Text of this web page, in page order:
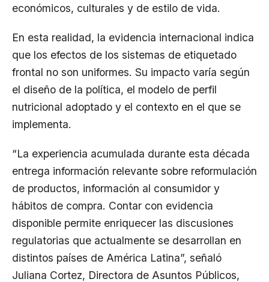
económicos, culturales y de estilo de vida.
En esta realidad, la evidencia internacional indica
que los efectos de los sistemas de etiquetado
frontal no son uniformes. Su impacto varía según
el diseño de la política, el modelo de perfil
nutricional adoptado y el contexto en el que se
implementa.
“La experiencia acumulada durante esta década
entrega información relevante sobre reformulación
de productos, información al consumidor y
hábitos de compra. Contar con evidencia
disponible permite enriquecer las discusiones
regulatorias que actualmente se desarrollan en
distintos países de América Latina”, señaló
Juliana Cortez, Directora de Asuntos Públicos,